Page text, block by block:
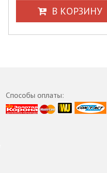
В КОРЗИНУ
Способы оплаты: